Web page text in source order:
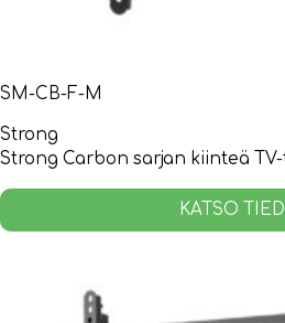
SM-CB-F-M
Strong
Strong Carbon sarjan kiinteä
KATSO